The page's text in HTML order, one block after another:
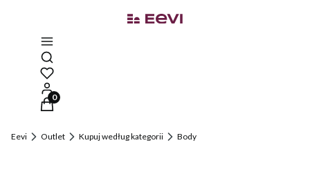
Otwórz wyszukiwarkę
Produkty w koszyku: 0. Zobacz szczegóły
Eevi Outlet Kupuj według kategorii Body